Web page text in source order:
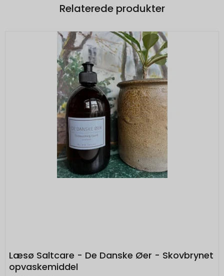
Relaterede produkter
Læsø Saltcare - De Danske Øer - Skovbrynet
opvaskemiddel